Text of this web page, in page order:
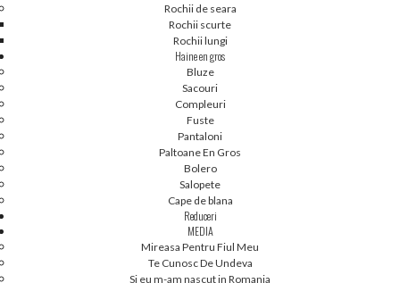
Rochii de seara
Rochii scurte
Rochii lungi
Haine en gros
Bluze
Sacouri
Compleuri
Fuste
Pantaloni
Paltoane En Gros
Bolero
Salopete
Cape de blana
Reduceri
MEDIA
Mireasa Pentru Fiul Meu
Te Cunosc De Undeva
Si eu m-am nascut in Romania
[36] IN STOC - ROCHIE TIP SACOU ANGRO -
NASRIN 41017
combinatie nu exista pentru acest produs. Va rugam sa alegeti o alta.